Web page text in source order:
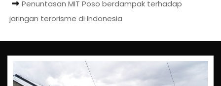
Penuntasan MIT Poso berdampak terhadap
jaringan terorisme di Indonesia